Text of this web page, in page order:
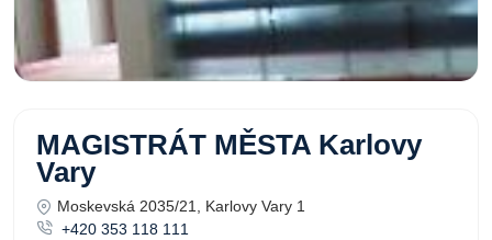
MAGISTRÁT MĚSTA Karlovy
Vary
Moskevská 2035/21, Karlovy Vary 1
+420 353 118 111